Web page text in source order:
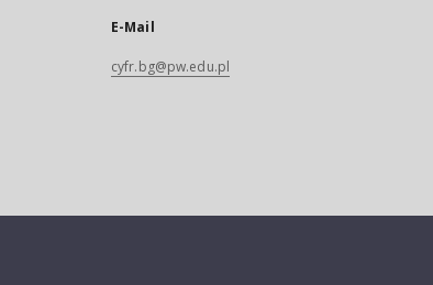
E-Mail
cyfr.bg@pw.edu.pl